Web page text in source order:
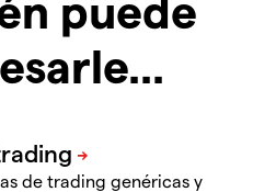
de trading genéricas y